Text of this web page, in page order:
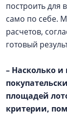
построить для
само по себе.
расчетов,
готовый
– Насколько
площадей
критерии,